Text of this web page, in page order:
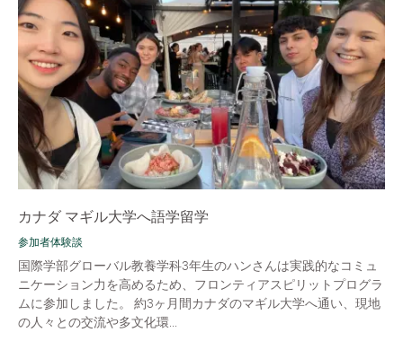
カナダ マギル大学へ語学留学
参加者体験談
国際学部グローバル教養学科3年生のハンさんは実践的なコミュ
ニケーション力を高めるため、フロンティアスピリットプログラ
ムに参加しました。 約3ヶ月間カナダのマギル大学へ通い、現地
の人々との交流や多文化環...